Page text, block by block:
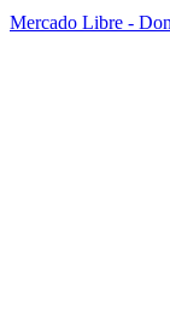
Mercado Libre -